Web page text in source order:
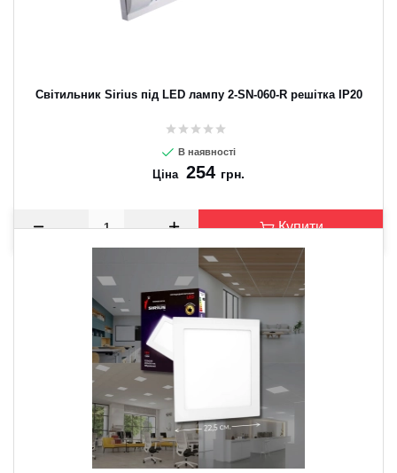
Світильник Sirius під LED лампу 2-SN-060-R решітка IP20
В наявності
Ціна 254 грн.
Купити